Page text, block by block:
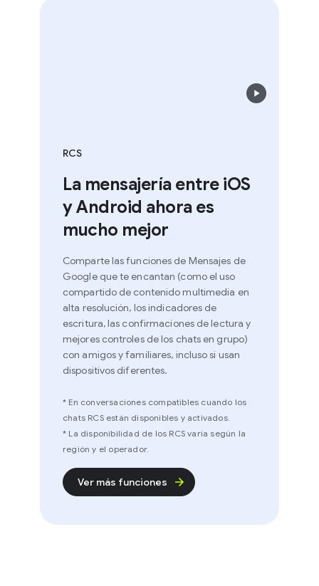
RCS
La mensajería entre iOS
y Android ahora es
mucho mejor
Comparte las funciones de Mensajes de
Google que te encantan (como el uso
compartido de contenido multimedia en
alta resolución, los indicadores de
escritura, las confirmaciones de lectura y
mejores controles de los chats en grupo)
con amigos y familiares, incluso si usan
dispositivos diferentes.
* En conversaciones compatibles cuando los
chats RCS están disponibles y activados.
* La disponibilidad de los RCS varía según la
región y el operador.
Ver más funciones